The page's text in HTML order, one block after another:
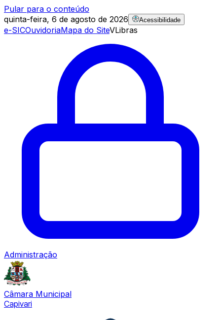
Pular para o conteúdo
quinta-feira, 6 de agosto de 2026
Acessibilidade
e-SICOuvidoriaMapa do SiteVLibras
Administração
Câmara Municipal
Capivari